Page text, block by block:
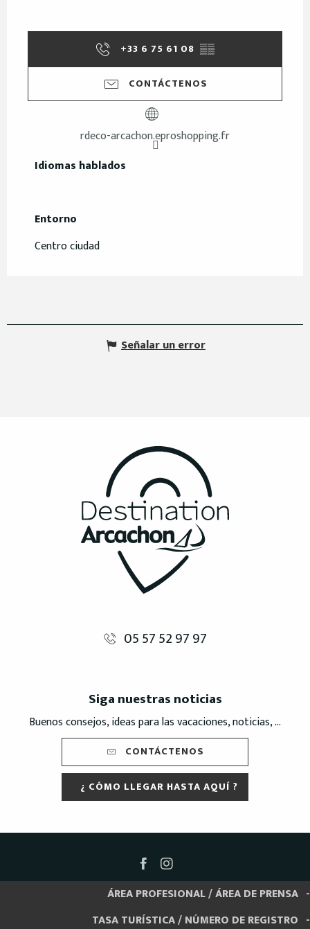
+33 6 75 61 08 ▒▒
CONTÁCTENOS
rdeco-arcachon.eproshopping.fr
Idiomas hablados
Idiomas hablados
Entorno
Entorno
Centro ciudad
Señalar un error
05 57 52 97 97
Siga nuestras noticias
Buenos consejos, ideas para las vacaciones, noticias, ...
CONTÁCTENOS
¿ CÓMO LLEGAR HASTA AQUÍ ?
ÁREA PROFESIONAL / ÁREA DE PRENSA
TASA TURÍSTICA / NÚMERO DE REGISTRO